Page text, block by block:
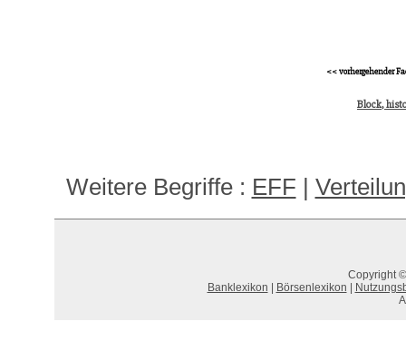
<< vorhergehender
Block,
Weitere Begriffe : EFF
Copyright
Banklexikon
Börsenlexikon